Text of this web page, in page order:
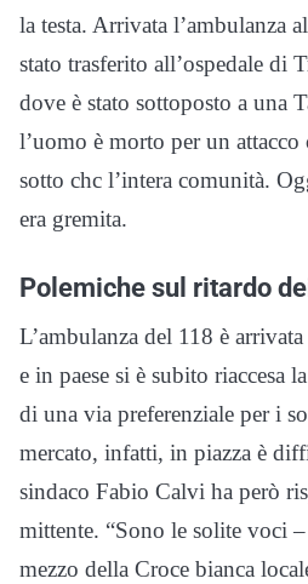
la testa. Arrivata l’ambulanza
stato trasferito all’ospedale di
dove è stato sottoposto a una
l’uomo è morto per un attacco
sotto chc l’intera comunità.
era gremita.
Polemiche sul ritardo
L’ambulanza del 118 è
e in paese si è subito riaccesa
di una via preferenziale per i
mercato, infatti, in piazza è
sindaco Fabio Calvi ha però
mittente. “Sono le solite voci
mezzo della Croce bianca